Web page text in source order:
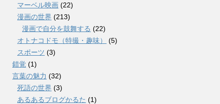
マーベル映画 (22)
漫画の世界 (213)
漫画で自分を鼓舞する (22)
オトナコドモ（特撮・趣味）
(5)
スポーツ (3)
錯覚 (1)
言葉の魅力 (32)
死語の世界 (3)
あるあるブログかるた (1)